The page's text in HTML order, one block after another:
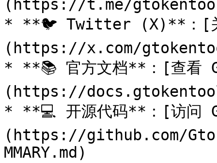
(https://t.me/
* **🐦 Twitter (X)**：[关
(https://x.com/
* **📚 官方文档**：[查看
(https://
* **💻 开源代码**：[访问
(https://github.com/
MMARY.md)